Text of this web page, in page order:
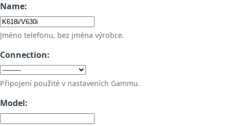
Name:
Jméno telefonu, bez jména výrobce.
Connection:
Připojení použité v nastaveních Gammu.
Model: